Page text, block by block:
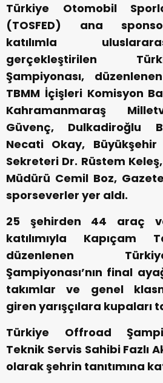
Türkiye Otomobil
(TOSFED) ana
katılımla
gerçekleştirilen
Şampiyonası,
TBMM İçişleri Komisyon
Kahramanmaraş
Güvenç, Dulkadiroğlu
Necati Okay,
Sekreteri Dr. Rüstem
Müdürü Cemil Boz,
sporseverler yer aldı.
25 şehirden 44 araç
katılımıyla Kapıçam
düzenlenen
Şampiyonası’nın final
takımlar ve genel
giren yarışçılara kupaları
Türkiye Offroad
Teknik Servis Sahibi Fazlı
olarak şehrin tanıtımına